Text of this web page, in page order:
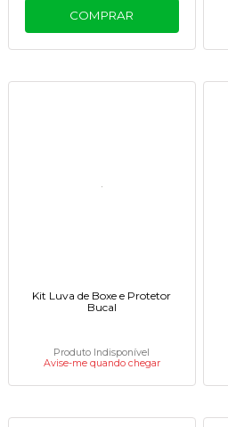
COMPRAR
Kit Luva de Boxe e Protetor
Bucal
Produto Indisponível
Avise-me quando chegar